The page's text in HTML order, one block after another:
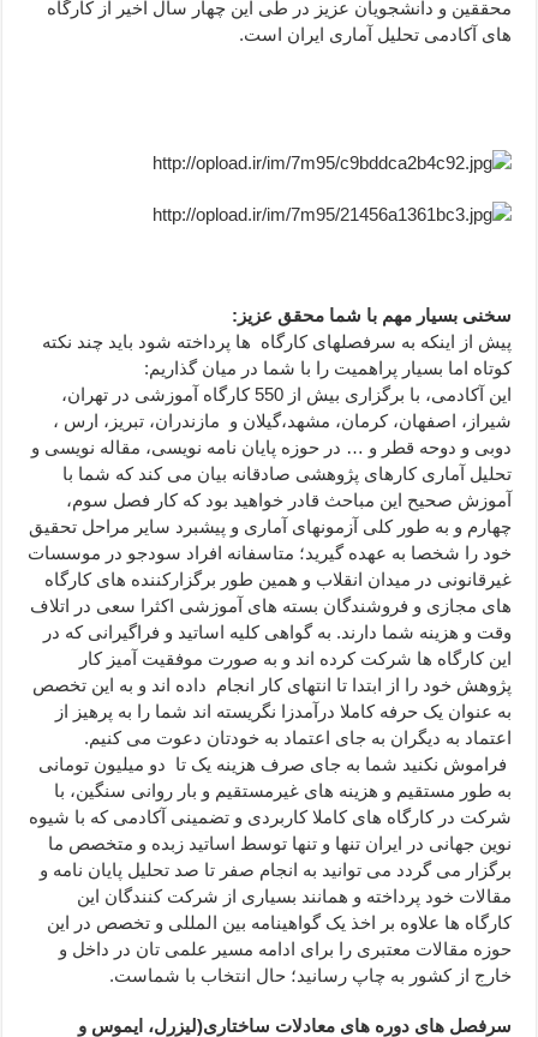
محققین و دانشجویان عزیز در طی این چهار سال اخیر از کارگاه
های آکادمی تحلیل آماری ایران است.
سخنی بسیار مهم با شما محقق عزیز:
پیش از اینکه به سرفصلهای کارگاه ها پرداخته شود باید چند نکته
کوتاه اما بسیار پراهمیت را با شما در میان گذاریم:
این آکادمی، با برگزاری بیش از 550 کارگاه آموزشی در تهران،
شیراز، اصفهان، کرمان، مشهد،گیلان و مازندران، تبریز، ارس ،
دوبی و دوحه قطر و … در حوزه پایان نامه نویسی، مقاله نویسی و
تحلیل آماری کارهای پژوهشی صادقانه بیان می کند که شما با
آموزش صحیح این مباحث قادر خواهید بود که کار فصل سوم،
چهارم و به طور کلی آزمونهای آماری و پیشبرد سایر مراحل تحقیق
خود را شخصا به عهده گیرید؛ متاسفانه افراد سودجو در موسسات
غیرقانونی در میدان انقلاب و همین طور برگزارکننده های کارگاه
های مجازی و فروشندگان بسته های آموزشی اکثرا سعی در اتلاف
وقت و هزینه شما دارند. به گواهی کلیه اساتید و فراگیرانی که در
این کارگاه ها شرکت کرده اند و به صورت موفقیت آمیز کار
پژوهش خود را از ابتدا تا انتهای کار انجام داده اند و به این تخصص
به عنوان یک حرفه کاملا درآمدزا نگریسته اند شما را به پرهیز از
اعتماد به دیگران به جای اعتماد به خودتان دعوت می کنیم.
فراموش نکنید شما به جای صرف هزینه یک تا دو میلیون تومانی
به طور مستقیم و هزینه های غیرمستقیم و بار روانی سنگین، با
شرکت در کارگاه های کاملا کاربردی و تضمینی آکادمی که با شیوه
نوین جهانی در ایران تنها و تنها توسط اساتید زبده و متخصص ما
برگزار می گردد می توانید به انجام صفر تا صد تحلیل پایان نامه و
مقالات خود پرداخته و همانند بسیاری از شرکت کنندگان این
کارگاه ها علاوه بر اخذ یک گواهینامه بین المللی و تخصص در این
حوزه مقالات معتبری را برای ادامه مسیر علمی تان در داخل و
خارج از کشور به چاپ رسانید؛ حال انتخاب با شماست.
سرفصل های دوره های معادلات ساختاری(لیزرل، ایموس و